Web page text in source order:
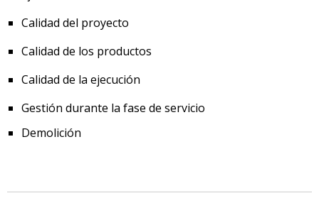
Calidad del proyecto
Calidad de los productos
Calidad de la ejecución
Gestión durante la fase de servicio
Demolición